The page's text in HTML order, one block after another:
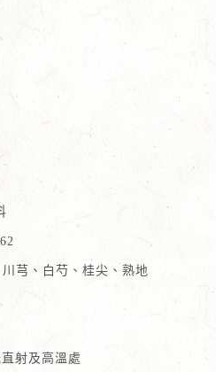
芎、白芍、桂尖、熟地
射及高溫處